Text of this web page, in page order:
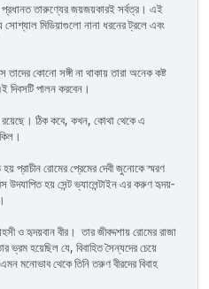
প্রধানত তারুণ্যের জয়জয়কারই সর্বত্র। এই
সোশ্যাল মিডিয়াগুলো নানা ধরনের ট্রলে এবং
কোনো সঙ্গী না থাকায় তারা অনেক কষ্ট
দিবসটি পালন করবেন।
রয়েছে। ঠিক কবে, কখন, কোথা থেকে এ
প্রাচীন রোমের প্রেমের দেবী জুনোকে স্মরণ
উদযাপিত হয় সেন্ট ভ্যালেন্টাইন এর করুণ হৃদয়-
ও হৃদয়বান বীর। তার জীবদ্দশায় রোমের রাজা
ভ্রম হয়েছিল যে, বিবাহিত সৈন্যদের চেয়ে
মনোভাব থেকে তিনি তরুণ বীরদের বিবাহ